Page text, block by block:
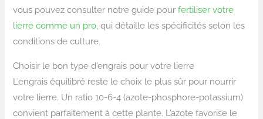
vous pouvez consulter notre guide pourfertiliser votre
lierre comme un pro, qui détaille les spécificités selon les
conditions de culture.
Choisir le bon type d’engrais pour votre lierre
L’engrais équilibré reste le choix le plus sûr pour nourrir
votre lierre. Un ratio 10-6-4 (azote-phosphore-potassium)
convient parfaitement à cette plante. L’azote favorise le